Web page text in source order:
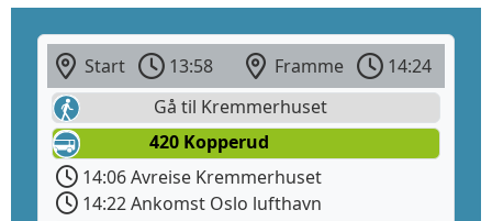
Start 13:58 Framme
14:24
Gå til Kremmerhuset
420 Kopperud
14:06 Avreise Kremmerhuset
14:22 Ankomst Oslo lufthavn